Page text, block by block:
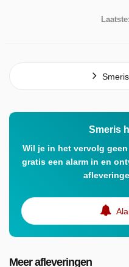
Laatste:
Smeris
Wil je in het vervolg
gratis een alarm in en
Meer afleveringen